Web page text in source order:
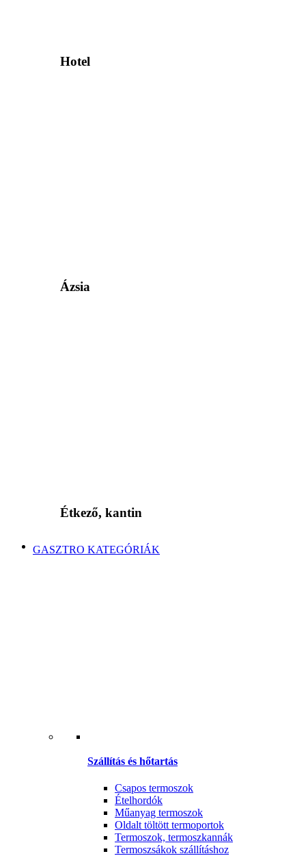
Hotel
Ázsia
Étkező, kantin
GASZTRO KATEGÓRIÁK
Szállítás és hőtartás
Csapos termoszok
Ételhordók
Műanyag termoszok
Oldalt töltött termoportok
Termoszok, termoszkannák
Termoszsákok szállításhoz